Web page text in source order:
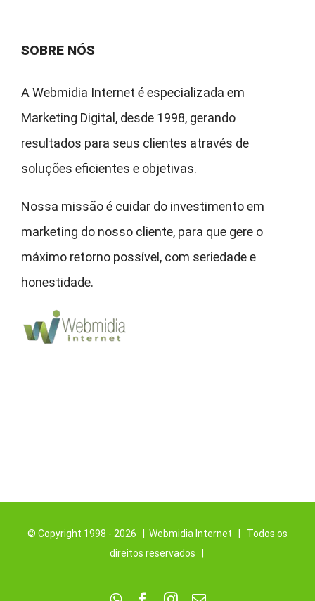
SOBRE NÓS
A Webmidia Internet é especializada em
Marketing Digital, desde 1998, gerando
resultados para seus clientes através de
soluções eficientes e objetivas.
Nossa missão é cuidar do investimento em
marketing do nosso cliente, para que gere o
máximo retorno possível, com seriedade e
honestidade.
© Copyright 1998 - 2026 | Webmidia Internet | Todos os
direitos reservados |